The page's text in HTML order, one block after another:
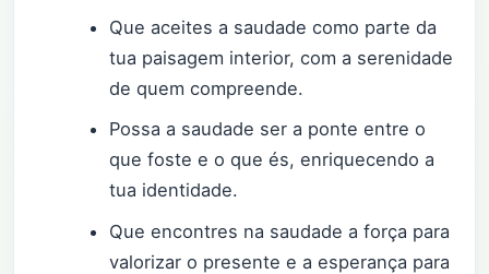
Que aceites a saudade como parte da
tua paisagem interior, com a serenidade
de quem compreende.
Possa a saudade ser a ponte entre o
que foste e o que és, enriquecendo a
tua identidade.
Que encontres na saudade a força para
valorizar o presente e a esperança para